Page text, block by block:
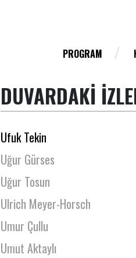
PROGRAM
DUVARDAKİ
Tülin Gümüştekin
Ufuk Marangozoğlu
Ufuk Tan Altunkaya
Ufuk Tekin
Uğur Gürses
Uğur Tosun
Ulrich Meyer-Horsch
Umur Çullu
Umut Aktaylı